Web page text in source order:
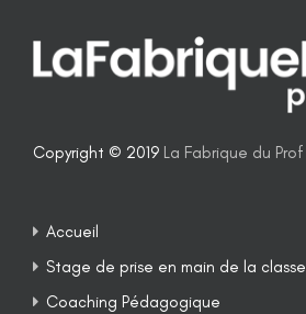
Copyright © 2019 La Fabrique du Prof
Accueil
Stage de prise en main de la classe
Coaching Pédagogique